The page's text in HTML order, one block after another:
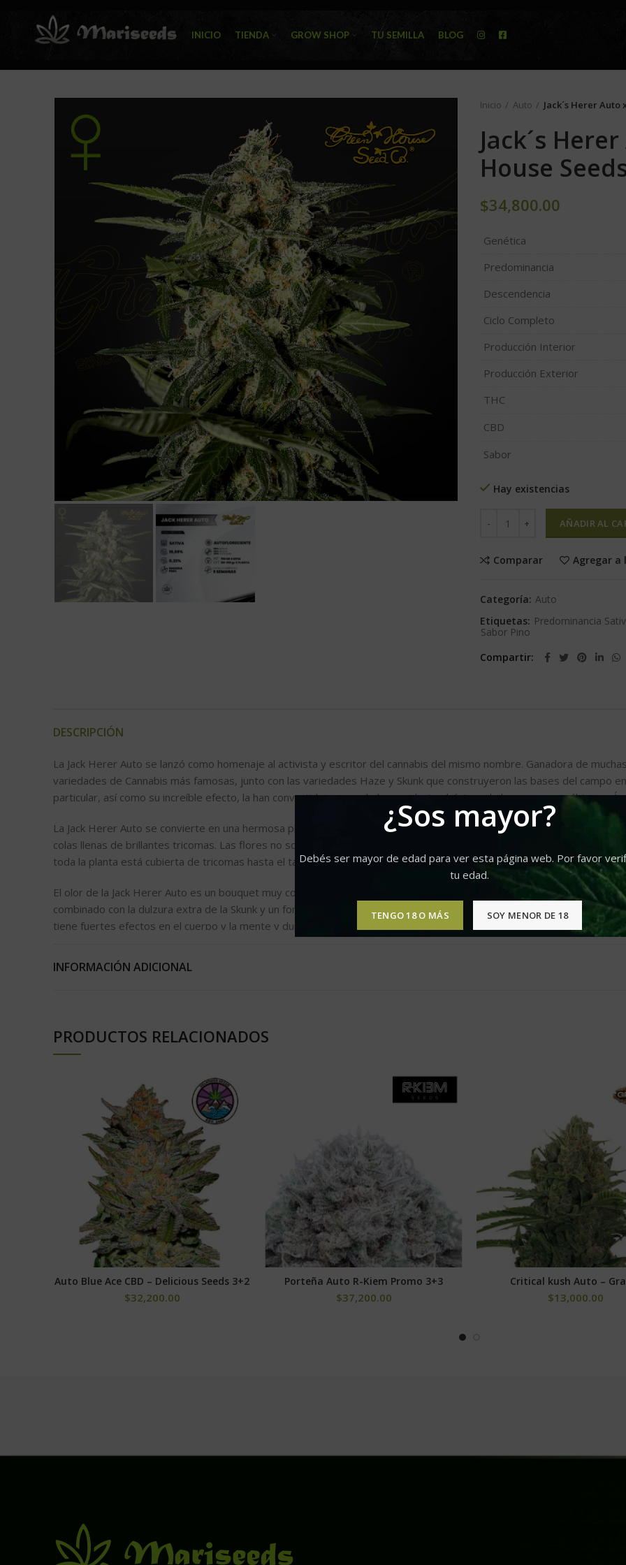
¿Sos mayor?
Debés ser mayor de edad para ver esta página web. Por favor
tu edad.
TENGO 18 O MÁS SOY MENOR DE 18
INICIO TIENDA GROW SHOP TU SEMILLA BLOG
Inicio Auto Jack´s Herer Auto
Jack´s
House
$34,800.00
Genética
Predominancia
Descendencia
Ciclo Completo
Producción Interior
Producción Exterior
THC
CBD
Sabor
Hay existencias
AÑADIR AL
Comparar Agregar a
Categoría: Auto
Etiquetas: Predominancia
Sabor Pino
Compartir
DESCRIPCIÓN
La Jack Herer Auto se lanzó como homenaje al activista y escritor del cannabis del mismo nombre. Ganadora de
variedades de Cannabis más famosas, junto con las variedades Haze y Skunk que construyeron las bases del campo
particular, así como su increíble efecto, la han convertido en uno de los productos básicos de la escena cannábica en
La Jack Herer Auto se convierte en una hermosa planta alta con forma de árbol de Navidad típica de las variedades
colas llenas de brillantes tricomas. Las flores no son las más compactas, pero los sitios de crecimiento aparecen en
toda la planta está cubierta de tricomas hasta el tallo, lo que proporciona un subidón psicoactivo muy fuerte.
El olor de la Jack Herer Auto es un bouquet muy complejo de madera y pino heredado del padre Haze: ese típico
combinado con la dulzura extra de la Skunk y un fondo casi metálico en la base. exhalar. Una cepa muy compleja pero
tiene fuertes efectos en el cuerpo y la mente y durará mucho tiempo.
INFORMACIÓN ADICIONAL
PRODUCTOS RELACIONADOS
AÑADIR AL CARRITO
Auto Blue Ace CBD – Delicious Seeds 3+2
$32,200.00
SELECCIONAR OPCIONES
Porteña Auto R-Kiem Promo 3+3
$37,200.00
SELECCIONAR
Critical kush Auto –
$13,000.00